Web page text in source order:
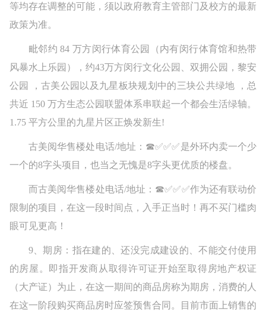
等均存在调整的可能，须以政府教育主管部门及校方的最新
政策为准。
毗邻约 84 万方闵行体育公园（内有闵行体育馆和热带
风暴水上乐园），约43万方闵行文化公园、双拥公园，黎安
公园 ，古美公园以及九星板块规划中的三块公共绿地 ，总
共近 150 万方生态公园联盟体系串联起一个都会生活绿轴。
1.75 平方公里的九星片区正焕发新生!
古美阅华售楼处电话/地址：☎✅✅✅是外环内卖一个少
一个的8字头项目，也当之无愧是8字头更优质的楼盘。
而古美阅华售楼处电话/地址：☎✅✅✅作为还有联动价
限制的项目，在这一段时间点，入手正当时！再不买门槛肉
眼可见更高！
9、期房：指在建的、还没完成建设的、不能交付使用
的房屋。即指开发商从取得许可证开始至取得房地产权证
（大产证）为止，在这一期间的商品房称为期房，消费的人
在这一阶段购买商品房时应签预售合同。目前市面上销售的